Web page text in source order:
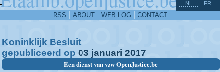
-
RSS ABOUT WEB LOG CONTACT
NL FR
Koninklijk Besluit
gepubliceerd op 03 januari 2017
Een dienst van vzw OpenJustice.be
^